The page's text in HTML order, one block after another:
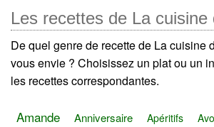
Les recettes de La cuisine
De quel genre de recette de La cuisine
vous envie ? Choisissez un plat ou un
les recettes correspondantes.
Amande Anniversaire Apéritifs